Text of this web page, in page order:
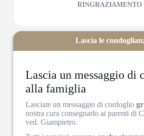
RINGRAZIAMENTO
Lascia un messaggio di
alla famiglia
Lasciate un messaggio di cordoglio
nostra cura consegnarlo ai parenti di
ved. Giampietro.
Lascia le